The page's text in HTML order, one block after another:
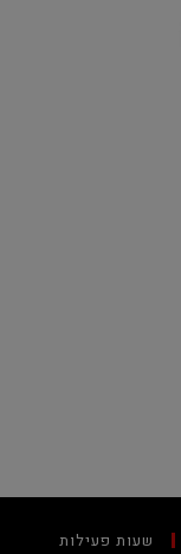
שעות פעילות